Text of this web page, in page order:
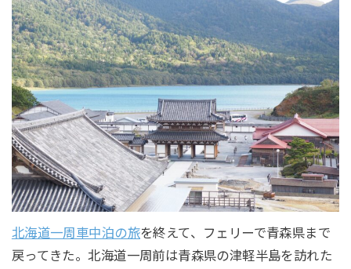
北海道一周車中泊の旅を終えて、フェリーで青森県まで
戻ってきた。北海道一周前は青森県の津軽半島を訪れた